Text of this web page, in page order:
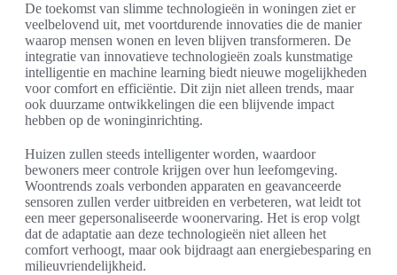
De toekomst van slimme technologieën in woningen ziet er
veelbelovend uit, met voortdurende innovaties die de manier
waarop mensen wonen en leven blijven transformeren. De
integratie van innovatieve technologieën zoals kunstmatige
intelligentie en machine learning biedt nieuwe mogelijkheden
voor comfort en efficiëntie. Dit zijn niet alleen trends, maar
ook duurzame ontwikkelingen die een blijvende impact
hebben op de woninginrichting.
Huizen zullen steeds intelligenter worden, waardoor
bewoners meer controle krijgen over hun leefomgeving.
Woontrends zoals verbonden apparaten en geavanceerde
sensoren zullen verder uitbreiden en verbeteren, wat leidt tot
een meer gepersonaliseerde woonervaring. Het is erop volgt
dat de adaptatie aan deze technologieën niet alleen het
comfort verhoogt, maar ook bijdraagt aan energiebesparing en
milieuvriendelijkheid.